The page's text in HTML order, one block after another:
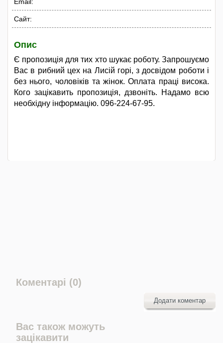
Сайт:
Опис
Є пропозиція для тих хто шукає роботу. Запрошуємо
Вас в рибний цех на Лисій горі, з досвідом роботи і
без нього, чоловіків та жінок. Оплата праці висока.
Кого зацікавить пропозиція, дзвоніть. Надамо всю
необхідну інформацію. 096-224-67-95.
Коментарі (0)
Додати коментар
Вас також можуть
зацікавити